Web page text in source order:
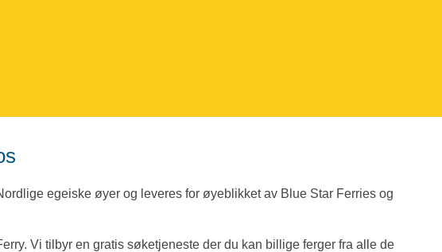
egeiske øyer og leveres for øyeblikket av Blue Star Ferries og
Vi tilbyr en gratis søketjeneste der du kan billige ferger fra alle de